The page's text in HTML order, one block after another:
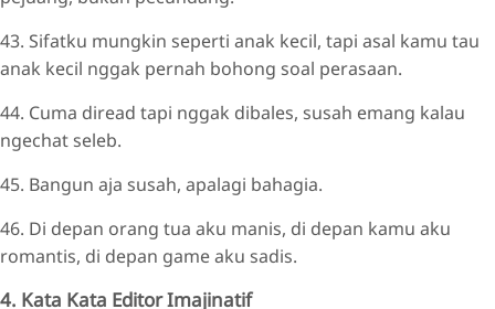
43. Sifatku mungkin seperti anak kecil, tapi asal kamu tau
anak kecil nggak pernah bohong soal perasaan.
44. Cuma diread tapi nggak dibales, susah emang kalau
ngechat seleb.
45. Bangun aja susah, apalagi bahagia.
46. Di depan orang tua aku manis, di depan kamu aku
romantis, di depan game aku sadis.
4. Kata Kata Editor Imajinatif